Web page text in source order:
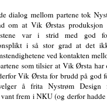
dialog mellom partene tok
om at Vik Ørstas produksjon
var i strid med god
i så stor grad at det
ved kontakten
som tilsier at Vik Ørsta
Vik Ørsta for brudd på god
å frita Nystrøm
frem i NKU (og derfor